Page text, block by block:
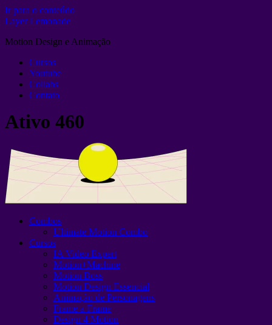
Ir para o conteúdo
Layer Lemonade
Motion Design e Animação
Cursos
Youtube
Collabs
Contato
Ativo 460
Combos
Ultimate Motion Combo
Cursos
IA Video Expert
Motion+Machine
Motion Boss
Motion Design Essencial
Animação de Personagens
Frame a Frame
Design 4 Motion